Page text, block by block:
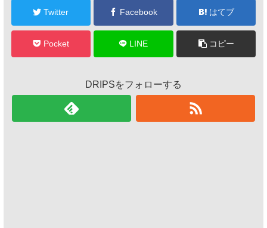
Twitter Facebook はてブ
Pocket LINE コピー
DRIPSをフォローする